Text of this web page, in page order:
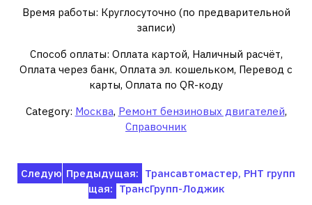
Время работы: Круглосуточно (по предварительной
записи)
Способ оплаты: Оплата картой, Наличный расчёт,
Оплата через банк, Оплата эл. кошельком, Перевод с
карты, Оплата по QR-коду
Category: Москва, Ремонт бензиновых двигателей,
Справочник
Навигация
Предыдущая: Трансавтомастер, РНТ групп
Следую
щая: ТрансГрупп-Лоджик